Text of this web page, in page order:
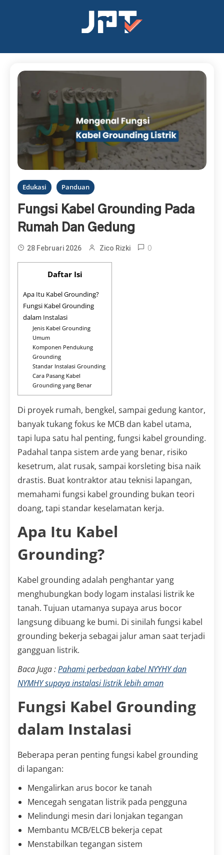
Edukasi Panduan
Fungsi Kabel Grounding Pada
Rumah Dan Gedung
28 Februari 2026 Zico Rizki 0
Daftar Isi
Apa Itu Kabel Grounding?
Fungsi Kabel Grounding
dalam Instalasi
Jenis Kabel Grounding
Umum
Komponen Pendukung
Grounding
Standar Instalasi Grounding
Cara Pasang Kabel
Grounding yang Benar
Di proyek rumah, bengkel, sampai gedung kantor,
banyak tukang fokus ke MCB dan kabel utama,
tapi lupa satu hal penting, fungsi kabel grounding.
Padahal tanpa sistem arde yang benar, risiko
kesetrum, alat rusak, sampai korsleting bisa naik
drastis. Buat kontraktor atau teknisi lapangan,
memahami fungsi kabel grounding bukan teori
doang, tapi standar keselamatan kerja.
Apa Itu Kabel
Grounding?
Kabel grounding adalah penghantar yang
menghubungkan body logam instalasi listrik ke
tanah. Tujuan utamanya supaya arus bocor
langsung dibuang ke bumi. Di sinilah fungsi kabel
grounding bekerja sebagai jalur aman saat terjadi
gangguan listrik.
Baca Juga :Pahami perbedaan kabel NYYHY dan
NYMHY supaya instalasi listrik lebih aman
Fungsi Kabel Grounding
dalam Instalasi
Beberapa peran penting fungsi kabel grounding
di lapangan:
Mengalirkan arus bocor ke tanah
Mencegah sengatan listrik pada pengguna
Melindungi mesin dari lonjakan tegangan
Membantu MCB/ELCB bekerja cepat
Menstabilkan tegangan sistem